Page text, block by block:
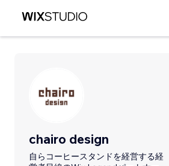
chairo design
自らコーヒースタンドを経営する経